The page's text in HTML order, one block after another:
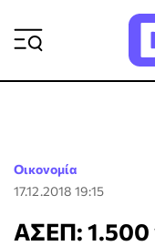
Οικονομία
17.12.2018 19:15
ΑΣΕΠ: 1.500